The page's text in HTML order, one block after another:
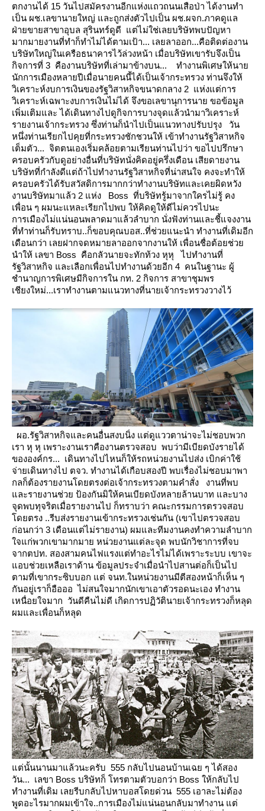
ตกงานได้ 15 วันไปสมัครงานอีกแห่งแถวถนนเสือป่า ได้งานทำ
เป็น ผช.เลขานายใหญ่ และถูกส่งตัวไปเป็น ผช.ผจก.ภาคดูแล
ฝ่ายขายสาขาอุบล สุรินทร์ดูดี แต่ไม่ใช่เลยบริษัทพบปัญหา
มากมายงานที่ทำก็ทำไม่ได้ตามเป้า... เลยลาออก...คือติดต่องาน
บริษัทใหญ่ในเครือธนาคารไว้ล่วงหน้า เมื่อบริษัทเขารับจึงเป็น
กิจการที่ 3 คืองานบริษัทที่เล่ามาข้างบน...
ทำงานพิเศษให้นา
นักการเมืองหลายปีเมื่อนายคนนี้ได้เป็นเจ้ากระทรวง ท่านจึงให้
วิเคราะห์งบการเงินของรัฐวิสาหกิจขนาดกลาง 2 แห่งแต่การ
วิเคราะห์เฉพาะงบการเงินไม่ได้ จึงขอเลขานุการนาย ขอข้อมูล
เพิ่มเติมและ ได้เดินทางไปดูกิจการบางจุดแล้วนำมาวิเคราะห์
รายงานเจ้ากระทรวง ซึ่งท่านก็นำไปเป็นแนวทางปรับปรุง
วัน
หนึ่งท่านเรียกไปคุยที่กระทรวงชักชวนให้ เข้าทำงานรัฐวิสาหกิจ
เต็มตัว... จิตตนเองเริ่มคล้อยตามเรียนท่านไปว่า ขอไปปรึกษา
ครอบครัวกับดูอย่างอื่นที่บริษัทนั่งคิดอยู่ครึ่งเดือน เสียดายงาน
บริษัทที่กำลังดีแต่ถ้าไปทำงานรัฐวิสาหกิจที่น่าสนใจ คงจะทำให้
ครอบครัวได้รับสวัสดิการมากกว่าทำงานบริษัทและเคยผิดหวัง
งานบริษัทมาแล้ว 2 แห่ง
Boss ที่บริษัทรู้มาจากใครไม่รู้ คง
เพื่อน ๆ ผมนะแหละเรียกไปพบ ให้คิดดูให้ดีไม่ควรไปนะ
การเมืองไม่แน่นอนพลาดมาแล้วลำบาก นั่งฟังท่านและชี้แจงงาน
ที่ทำท่านก็รับทราบ..ก็ขอบคุณบอส..ที่ช่วยแนะนำ ทำงานที่เดิมอีก
เดือนกว่า เลยฝากจดหมายลาออกจากงานให้ เพื่อนชื่อต้อยช่ว
นำให้ เลขา Boss คือกลัวนายจะทักท้วง หุหุ
ไปทำงานที่
รัฐวิสาหกิจ และเลือกเพื่อนไปทำงานด้วยอีก 4 คนในฐานะ ผู้
ชำนาญการพิเศษมีกิจการใน กท. 2 กิจการ สาขาชุมพร
เชียงใหม่...เราทำงานตามแนวทางที่นายเจ้ากระทรวงวางไว้
ผอ.รัฐวิสาหกิจและคนอื่นสงบนิ่ง แต่ดูแววตาน่าจะไม่ชอบพวก
เรา หุ หุ เพราะงานเราคืองานตรวจสอบ พบว่ามีเบียดบังรายได้
ขององค์กร... เดินทางไปไหนก็ให้รถหน่วยงานไปส่ง เบิกค่าใช้
จ่ายเดินทางไป ตจว. ทำงานได้เกือบสองปี พบเรื่องไม่ชอบมาพา
กลก็ต้องรายงานโดยตรงต่อเจ้ากระทรวงตามคำสั่ง
งานที่พบ
ละรายงานช่วย ป้องกันมิให้คนเบียดบังหลายล้านบาท และบาง
จุดพบทุจริตเมื่อรายงานไป ก็ทราบว่า คณะกรรมการตรวจสอบ
ดยตรง ..รีบส่งรายงานเข้ากระทรวงเช่นกัน (เขาไปตรวจสอบ
ก่อนกว่า 3 เดือนแต่ไม่รายงาน) ผมและทีมงานคงทำความลำบาก
จแก่พวกเขามากมา หน่วยงานแต่ละจุด พบนักวิชาการที่จบ
จากตปท. สองสามคนไฟแรงแต่ทำอะไรไม่ได้เพราะระบบ เขาจะ
อบช่วยเหลือเราด้าน ข้อมูลประจำเมื่อนำไปสานต่อก็เป็นไป
ตามที่เขากระซิบบอก ต่ จนท.ในหน่วยงานมีตีสองหน้าก็เห็น ๆ
กันอยู่เราก็อือออ ไม่สนใจมากนักเขาเอาตัวรอดนะเอง ทำงาน
เหนื่อยใจมาก วันดีคืนไม่ดี เกิดการปฏิวัตินายเจ้ากระทรวงก็หลุด
ผมและเพื่อนก็หลุด
ต่นั้นนานมาแล้วนะครับ 555 กลับไปนอนบ้านเฉย ๆ ได้สอง
วัน... เลขา Boss บริษัทก็ โทรตามตัวบอกว่า Boss ให้กลับไป
ทำงานที่เดิม เลยรีบกลับไปหาบอสโดยด่วน 555 เอาละไม่ต้อง
พูดอะไรมากผมเข้าใจ..การเมืองไม่แน่นอนกลับมาทำงาน แต่